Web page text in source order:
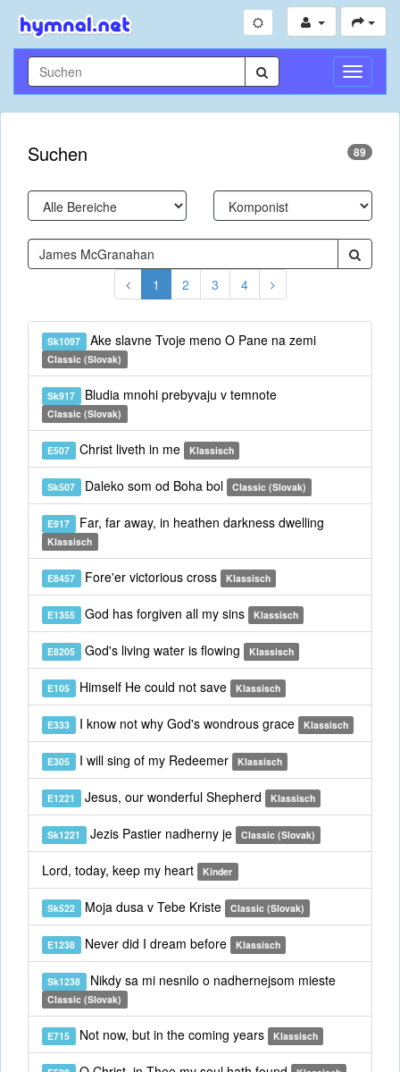
Suchen 89
1 2 3 4
Sk1097 Ake slavne Tvoje meno O Pane na zemi
Classic (Slovak)
Sk917 Bludia mnohi prebyvaju v temnote
Classic (Slovak)
E507 Christ liveth in me Klassisch
Sk507 Daleko som od Boha bol Classic (Slovak)
E917 Far, far away, in heathen darkness dwelling
Klassisch
E8457 Fore'er victorious cross Klassisch
E1355 God has forgiven all my sins Klassisch
E8205 God's living water is flowing Klassisch
E105 Himself He could not save Klassisch
E333 I know not why God's wondrous grace Klassisch
E305 I will sing of my Redeemer Klassisch
E1221 Jesus, our wonderful Shepherd Klassisch
Sk1221 Jezis Pastier nadherny je Classic (Slovak)
Lord, today, keep my heart Kinder
Sk522 Moja dusa v Tebe Kriste Classic (Slovak)
E1238 Never did I dream before Klassisch
Sk1238 Nikdy sa mi nesnilo o nadhernejsom mieste
Classic (Slovak)
E715 Not now, but in the coming years Klassisch